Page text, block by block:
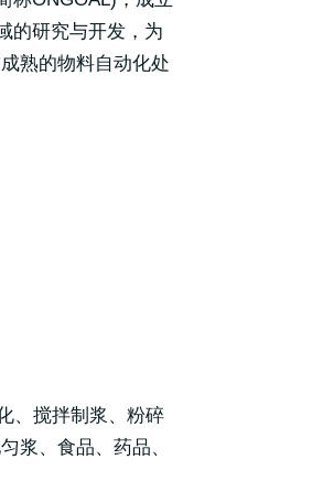
的研究与开发，为
熟的物料自动化处
、搅拌制浆、粉碎
浆、食品、药品、